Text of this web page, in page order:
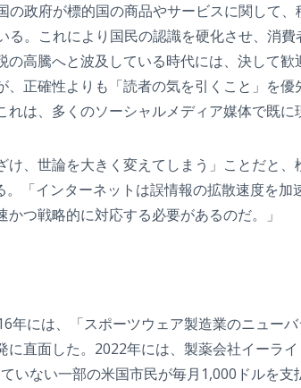
の政府が標的国の商品やサービスに関して
る。これにより国民の認識を硬化させ、消
高騰へと波及している時代には、決して
正確性よりも「読者の気を引くこと」を
は、多くのソーシャルメディア媒体で既に
、世論を大きく変えてしまう」ことだと、
「インターネットは誤情報の拡散速度を加
つ戦略的に対応する必要があるのだ。」
には、「スポーツウェア製造業のニュー
直面した。2022年には、製薬会社イーラ
ない一部の米国市民が毎月1,000ドルを